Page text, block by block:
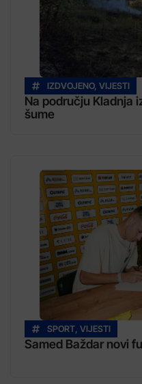
IZDVOJENO, VIJESTI
Na području Kladnja
šume
SPORT, VIJESTI
Samed Baždar novi